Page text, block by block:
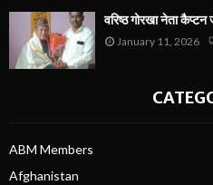
वरिष्ठ गोरखा नेता
January 11, 2026
ABM Members
Afghanistan